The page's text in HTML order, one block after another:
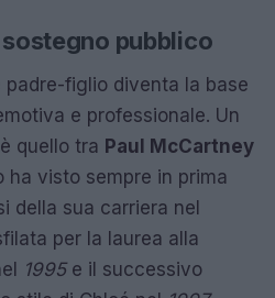
pubblico
figlio diventa la base
e professionale. Un
quello tra Paul McCartney
ha visto sempre in prima
della sua carriera nel
per la laurea alla
1995e il successivo